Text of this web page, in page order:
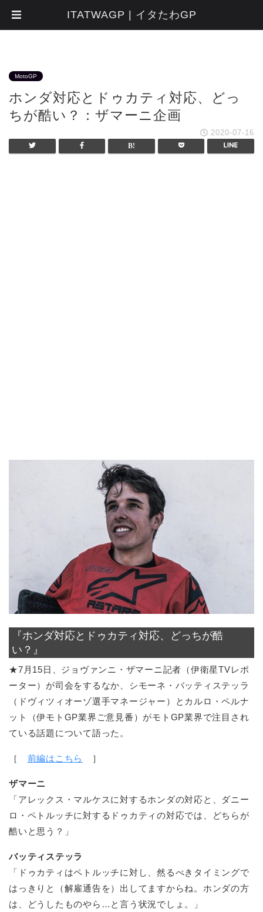
MotoGP
ホンダ対応とドゥカティ対応、どっ
ちが酷い？：ザマーニ企画
2020-07-16
『ホンダ対応とドゥカティ対応、どっちが酷
い？』
★7月15日、ジョヴァンニ・ザマーニ記者（伊衛星TVレポ
ーター）が司会をするなか、シモーネ・バッティステッラ
（ドヴィツィオーゾ選手マネージャー）とカルロ・ペルナ
ット（伊モトGP業界ご意見番）がモトGP業界で注目され
ている話題について語った。
［ 前編はこちら ］
ザマーニ
「アレックス・マルケスに対するホンダの対応と、ダニー
ロ・ペトルッチに対するドゥカティの対応では、どちらが
酷いと思う？」
バッティステッラ
「ドゥカティはペトルッチに対し、然るべきタイミングで
はっきりと（解雇通告を）出してますからね。ホンダの方
は、どうしたものやら…と言う状況でしょ。」
ITATWAGP | イタたわGP